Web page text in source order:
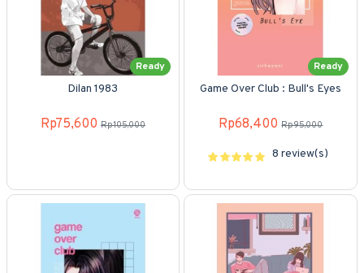
Ready
Dilan 1983
Rp75,600 Rp105,000
Ready
Game Over Club : Bull's Eyes
Rp68,400 Rp95,000
8 review(s)